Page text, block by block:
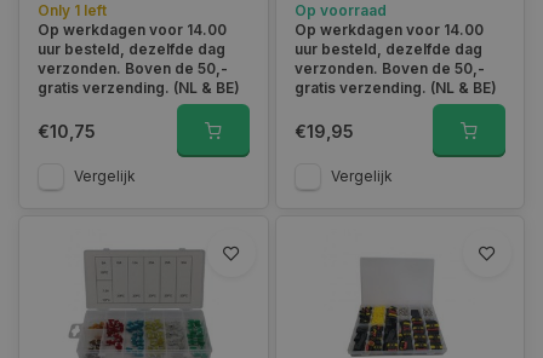
pcs FD-2010
Only 1 left
Op werkdagen voor 14.00
uur besteld, dezelfde dag
verzonden. Boven de 50,-
gratis verzending. (NL & BE)
€10,75
Vergelijk
Op voorraad
Op werkdagen voor 14.00
uur besteld, dezelfde dag
verzonden. Boven de 50,-
gratis verzending. (NL & BE)
€19,95
Vergelijk